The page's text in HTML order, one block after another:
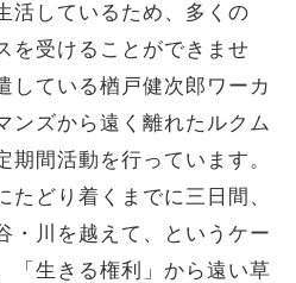
活しているため、多くの
を受けることができませ
している楢戸健次郎ワーカ
ンズから遠く離れたルクム
期間活動を行っています。
たどり着くまでに三日間、
・川を越えて、というケー
「生きる権利」から遠い草